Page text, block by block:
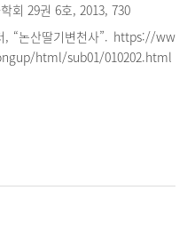
회 29권 6호, 2013, 730
, “논산딸기변천사”. https://ww
html/sub01/010202.html